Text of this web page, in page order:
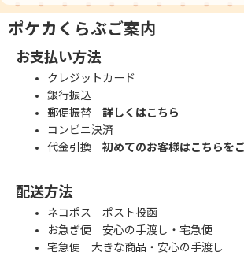
ポケカくらぶご案内
お支払い方法
クレジットカード
銀行振込
郵便振替 詳しくはこちら
コンビニ決済
代金引換 初めてのお客様はこちらを
配送方法
ネコポス ポスト投函
お急ぎ便 安心の手渡し・宅急便
宅急便 大きな商品・安心の手渡し